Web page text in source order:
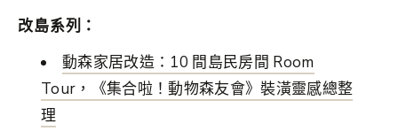
改島系列：
動森家居改造：10 間島民房間 Room
Tour，《集合啦！動物森友會》裝潢靈感總整
理